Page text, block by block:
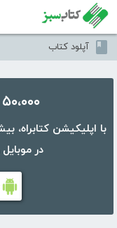
آپلود کتاب
۵۰،۰۰۰ کتاب در موبایل شما
در